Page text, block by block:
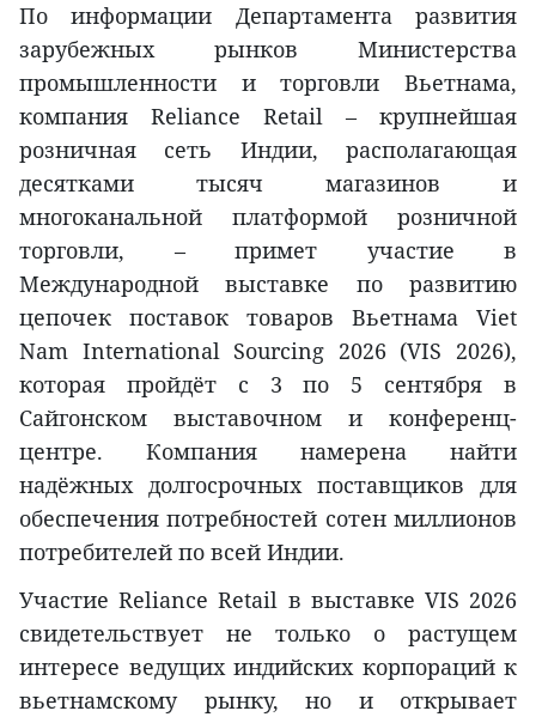
По информации Департамента развития
зарубежных рынков Министерства
промышленности и торговли Вьетнама,
компания Reliance Retail – крупнейшая
розничная сеть Индии, располагающая
десятками тысяч магазинов и
многоканальной платформой розничной
торговли, – примет участие в
Международной выставке по развитию
цепочек поставок товаров Вьетнама Viet
Nam International Sourcing 2026 (VIS 2026),
которая пройдёт с 3 по 5 сентября в
Сайгонском выставочном и конференц-
центре. Компания намерена найти
надёжных долгосрочных поставщиков для
обеспечения потребностей сотен миллионов
потребителей по всей Индии.
Участие Reliance Retail в выставке VIS 2026
свидетельствует не только о растущем
интересе ведущих индийских корпораций к
вьетнамскому рынку, но и открывает